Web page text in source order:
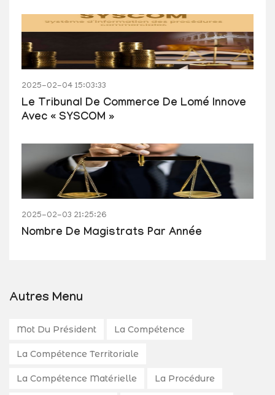
2025-02-04 15:03:33
Le Tribunal De Commerce De Lomé Innove
Avec « SYSCOM »
2025-02-03 21:25:26
Nombre De Magistrats Par Année
Autres Menu
Mot Du Président La Compétence
La Compétence Territoriale
La Compétence Matérielle La Procédure